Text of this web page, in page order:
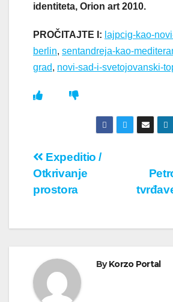
identiteta, Orion art 2010.
PROČITAJTE I: lajpcig-kao-
berlin, sentandreja-kao-
grad, novi-sad-i-svetojovanski-
Кретање
чланка
Expeditio /
Otkrivanje
prostora
ByKorzo Portal